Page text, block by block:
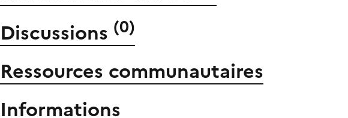
Discussions (0)
Ressources communautaires
Informations